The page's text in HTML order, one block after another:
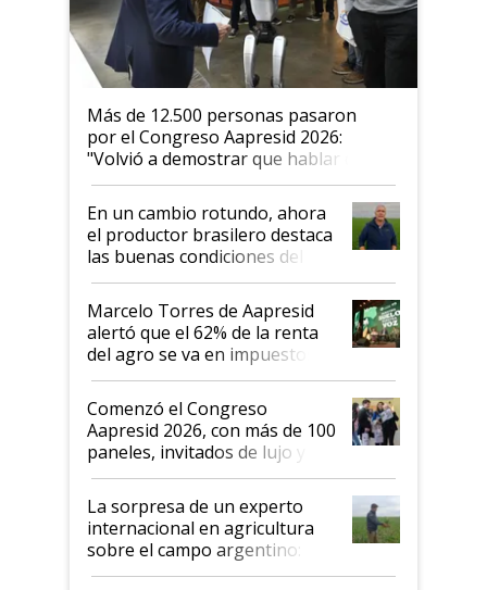
Más de 12.500 personas pasaron
por el Congreso Aapresid 2026:
"Volvió a demostrar que hablar del
suelo es hablar de todo el sistema
productivo"
En un cambio rotundo, ahora
el productor brasilero destaca
las buenas condiciones del
agro argentino para invertir:
"Los veo más motivados"
Marcelo Torres de Aapresid
alertó que el 62% de la renta
del agro se va en impuestos:
"No es bueno que en
Argentina se sigan discutiendo
las mismas cosas de hace 50
años"
Comenzó el Congreso
Aapresid 2026, con más de 100
paneles, invitados de lujo y
todas las tendencias
La sorpresa de un experto
internacional en agricultura
sobre el campo argentino:
"Estoy muy impresionado"